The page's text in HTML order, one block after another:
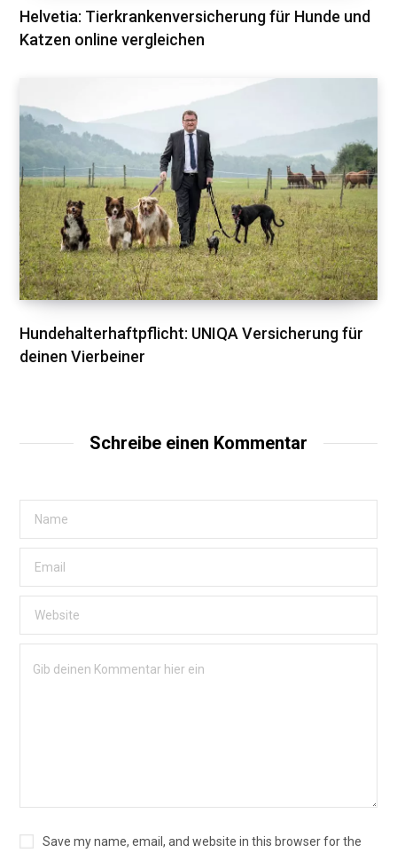
Helvetia: Tierkrankenversicherung für Hunde und
Katzen online vergleichen
Hundehalterhaftpflicht: UNIQA Versicherung für
deinen Vierbeiner
Schreibe einen Kommentar
Save my name, email, and website in this browser for the